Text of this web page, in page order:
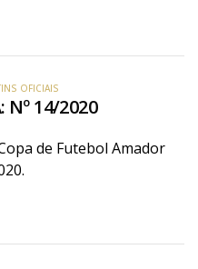
OFICIAIS
Nº 14/2020
de Futebol Amador